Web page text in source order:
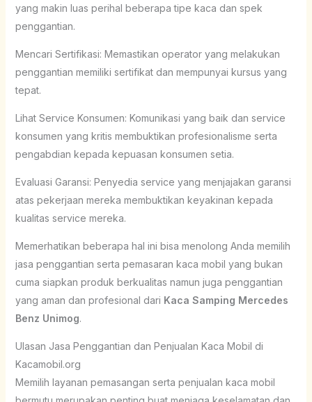
yang makin luas perihal beberapa tipe kaca dan spek
penggantian.
Mencari Sertifikasi: Memastikan operator yang melakukan
penggantian memiliki sertifikat dan mempunyai kursus yang
tepat.
Lihat Service Konsumen: Komunikasi yang baik dan service
konsumen yang kritis membuktikan profesionalisme serta
pengabdian kepada kepuasan konsumen setia.
Evaluasi Garansi: Penyedia service yang menjajakan garansi
atas pekerjaan mereka membuktikan keyakinan kepada
kualitas service mereka.
Memerhatikan beberapa hal ini bisa menolong Anda memilih
jasa penggantian serta pemasaran kaca mobil yang bukan
cuma siapkan produk berkualitas namun juga penggantian
yang aman dan profesional dari Kaca Samping Mercedes
Benz Unimog.
Ulasan Jasa Penggantian dan Penjualan Kaca Mobil di
Kacamobil.org
Memilih layanan pemasangan serta penjualan kaca mobil